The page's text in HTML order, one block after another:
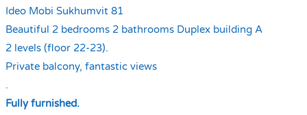
Ideo Mobi Sukhumvit 81
Beautiful 2 bedrooms 2 bathrooms Duplex building A
2 levels (floor 22-23).
Private balcony, fantastic views
.
Fully furnished.